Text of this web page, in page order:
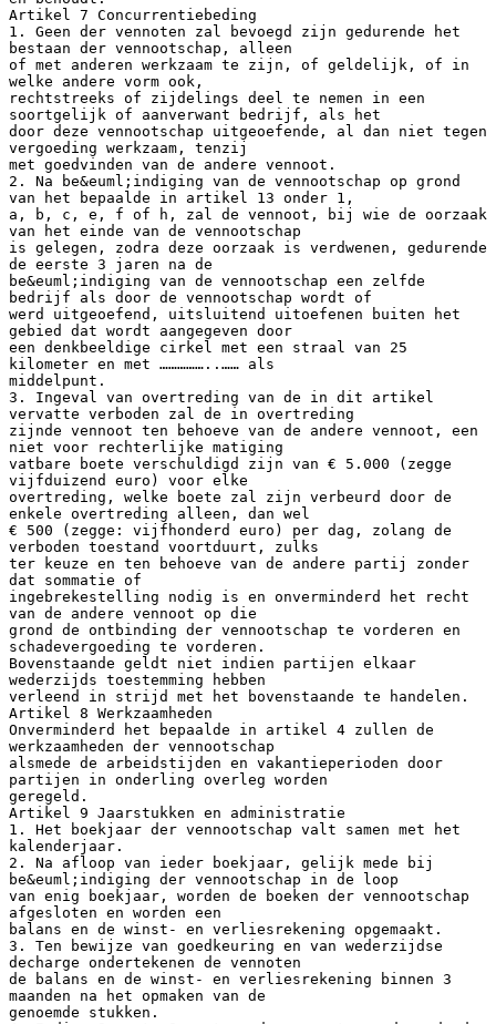
Artikel 7 Concurrentiebeding
1. Geen der vennoten zal bevoegd zijn gedurende het
bestaan der vennootschap, alleen
of met anderen werkzaam te zijn, of geldelijk, of in
welke andere vorm ook,
rechtstreeks of zijdelings deel te nemen in een
soortgelijk of aanverwant bedrijf, als het
door deze vennootschap uitgeoefende, al dan niet tegen
vergoeding werkzaam, tenzij
met goedvinden van de andere vennoot.
2. Na be&euml;indiging van de vennootschap op grond
van het bepaalde in artikel 13 onder 1,
a, b, c, e, f of h, zal de vennoot, bij wie de oorzaak
van het einde van de vennootschap
is gelegen, zodra deze oorzaak is verdwenen, gedurende
de eerste 3 jaren na de
be&euml;indiging van de vennootschap een zelfde
bedrijf als door de vennootschap wordt of
werd uitgeoefend, uitsluitend uitoefenen buiten het
gebied dat wordt aangegeven door
een denkbeeldige cirkel met een straal van 25
kilometer en met ……………..…… als
middelpunt.
3. Ingeval van overtreding van de in dit artikel
vervatte verboden zal de in overtreding
zijnde vennoot ten behoeve van de andere vennoot, een
niet voor rechterlijke matiging
vatbare boete verschuldigd zijn van € 5.000 (zegge
vijfduizend euro) voor elke
overtreding, welke boete zal zijn verbeurd door de
enkele overtreding alleen, dan wel
€ 500 (zegge: vijfhonderd euro) per dag, zolang de
verboden toestand voortduurt, zulks
ter keuze en ten behoeve van de andere partij zonder
dat sommatie of
ingebrekestelling nodig is en onverminderd het recht
van de andere vennoot op die
grond de ontbinding der vennootschap te vorderen en
schadevergoeding te vorderen.
Bovenstaande geldt niet indien partijen elkaar
wederzijds toestemming hebben
verleend in strijd met het bovenstaande te handelen.
Artikel 8 Werkzaamheden
Onverminderd het bepaalde in artikel 4 zullen de
werkzaamheden der vennootschap
alsmede de arbeidstijden en vakantieperioden door
partijen in onderling overleg worden
geregeld.
Artikel 9 Jaarstukken en administratie
1. Het boekjaar der vennootschap valt samen met het
kalenderjaar.
2. Na afloop van ieder boekjaar, gelijk mede bij
be&euml;indiging der vennootschap in de loop
van enig boekjaar, worden de boeken der vennootschap
afgesloten en worden een
balans en de winst- en verliesrekening opgemaakt.
3. Ten bewijze van goedkeuring en van wederzijdse
decharge ondertekenen de vennoten
de balans en de winst- en verliesrekening binnen 3
maanden na het opmaken van de
genoemde stukken.